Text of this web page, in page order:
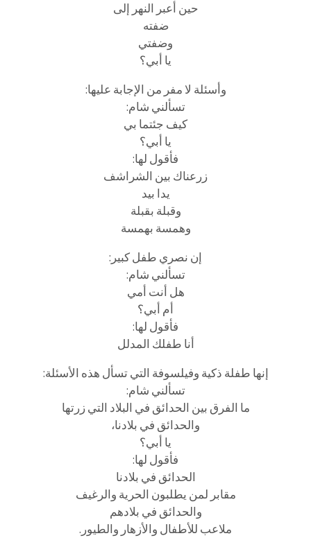
حين أعبر النهر إلى
ضفته
وضفتي
يا أبي؟
وأسئلة لا مفر من الإجابة عليها:
تسألني شام:
كيف جئتما بي
يا أبي؟
فأقول لها:
زرعناك بين الشراشف
يدا بيد
وقبلة بقبلة
وهمسة بهمسة
إن نصري طفل كبير:
تسألني شام:
هل أنت أمي
أم أبي؟
فأقول لها:
أنا طفلك المدلل
إنها طفلة ذكية وفيلسوفة التي تسأل هذه الأسئلة:
تسألني شام:
ما الفرق بين الحدائق في البلاد التي زرتها
والحدائق في بلادنا،
يا أبي؟
فأقول لها:
الحدائق في بلادنا
مقابر لمن يطلبون الحرية والرغيف
والحدائق في بلادهم
ملاعب للأطفال والأزهار والطيور.